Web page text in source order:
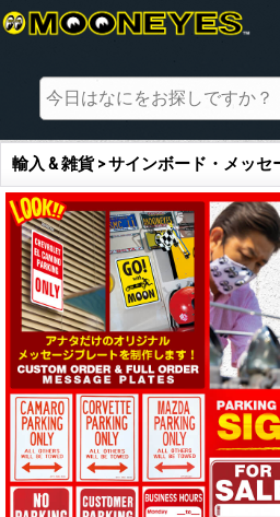
輸入 & 雑貨 > サインボード・メッセ